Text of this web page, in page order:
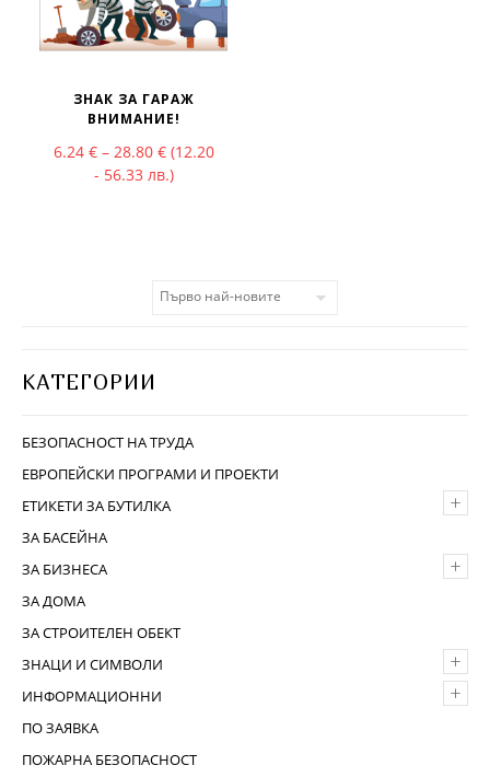
КАТЕГОРИИ
БЕЗОПАСНОСТ НА ТРУДА
ЕВРОПЕЙСКИ ПРОГРАМИ И ПРОЕКТИ
+
ЕТИКЕТИ ЗА БУТИЛКА
ЗА БАСЕЙНА
+
ЗА БИЗНЕСА
ЗА ДОМА
ЗА СТРОИТЕЛЕН ОБЕКТ
+
ЗНАЦИ И СИМВОЛИ
+
ИНФОРМАЦИОННИ
ПО ЗАЯВКА
ПОЖАРНА БЕЗОПАСНОСТ
ЗНАК ЗА ГАРАЖ
ВНИМАНИЕ!
6.24 € – 28.80 €Price range: 6.24 € through 28.80 €
(12.20
- 56.33 лв.)